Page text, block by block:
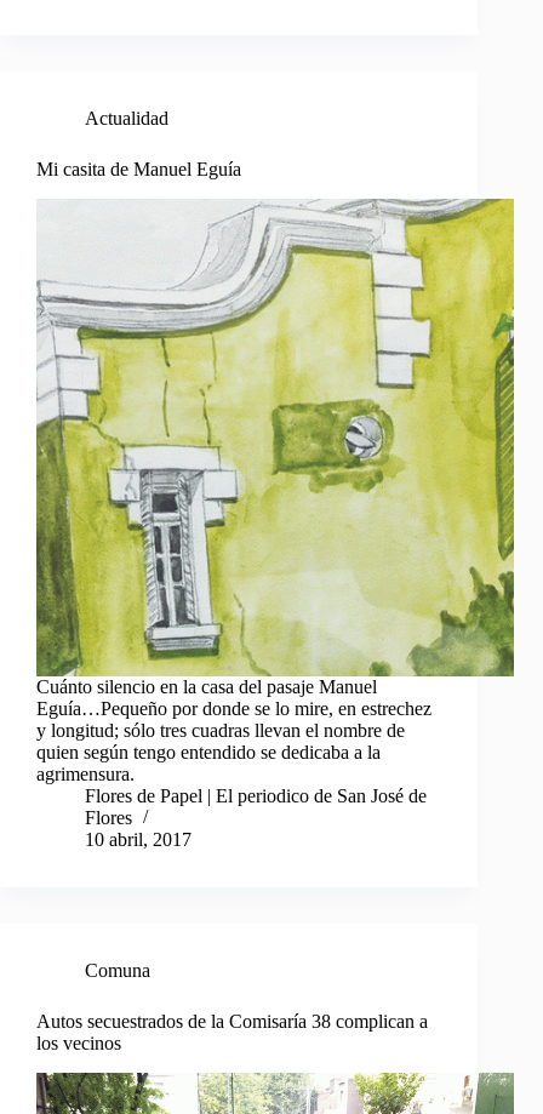
Actualidad
Mi casita de Manuel Eguía
Cuánto silencio en la casa del pasaje Manuel
Eguía…Pequeño por donde se lo mire, en estrechez
y longitud; sólo tres cuadras llevan el nombre de
quien según tengo entendido se dedicaba a la
agrimensura.
Flores de Papel | El periodico de San José de
Flores
10 abril, 2017
Comuna
Autos secuestrados de la Comisaría 38 complican a
los vecinos